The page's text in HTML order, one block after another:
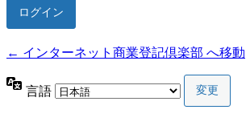
← インターネット商業登記倶楽部 へ移動
言語